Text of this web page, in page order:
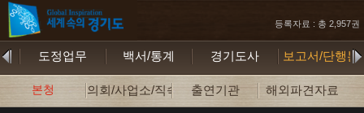
등록자료 : 총 2,957권
도정업무 백서/통계 경기도사 보고서/단행본
본청 의회/사업소/직속기관출연기관 해외파견자료